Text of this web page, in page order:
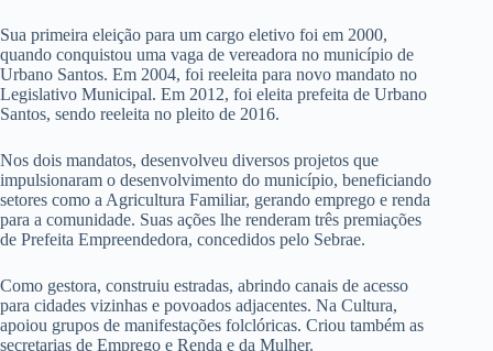
Sua primeira eleição para um cargo eletivo foi em 2000,
quando conquistou uma vaga de vereadora no município de
Urbano Santos. Em 2004, foi reeleita para novo mandato no
Legislativo Municipal. Em 2012, foi eleita prefeita de Urbano
Santos, sendo reeleita no pleito de 2016.
Nos dois mandatos, desenvolveu diversos projetos que
impulsionaram o desenvolvimento do município, beneficiando
setores como a Agricultura Familiar, gerando emprego e renda
para a comunidade. Suas ações lhe renderam três premiações
de Prefeita Empreendedora, concedidos pelo Sebrae.
Como gestora, construiu estradas, abrindo canais de acesso
para cidades vizinhas e povoados adjacentes. Na Cultura,
apoiou grupos de manifestações folclóricas. Criou também as
secretarias de Emprego e Renda e da Mulher.